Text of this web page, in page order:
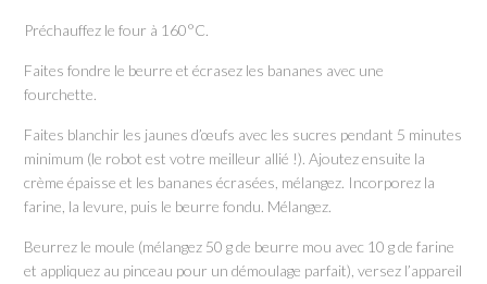
Préchauffez le four à 160°C.
Faites fondre le beurre et écrasez les bananes avec une
fourchette.
Faites blanchir les jaunes d’œufs avec les sucres pendant 5 minutes
minimum (le robot est votre meilleur allié !). Ajoutez ensuite la
crème épaisse et les bananes écrasées, mélangez. Incorporez la
farine, la levure, puis le beurre fondu. Mélangez.
Beurrez le moule (mélangez 50 g de beurre mou avec 10 g de farine
et appliquez au pinceau pour un démoulage parfait), versez l’appareil